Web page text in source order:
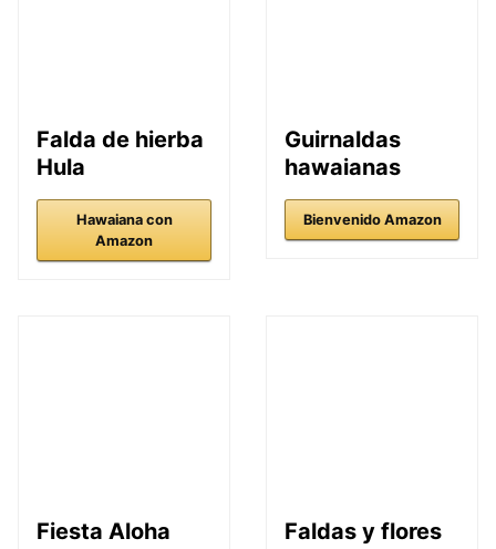
Falda de hierba
Hula
Hawaiana con
Amazon
Guirnaldas
hawaianas
Bienvenido Amazon
Fiesta Aloha Faldas y flores